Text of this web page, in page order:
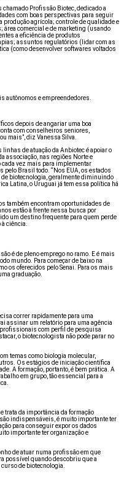
Profissão Biotec, dedicado a
com boas perspectivas para seguir
produção agrícola; controle de qualidade e
comercial e de marketing (usando
a eficiência de produtos
assuntos regulatórios (lidar com as
(como desenvolver softwares voltados
autônomos e empreendedores.
depois de angariar uma boa
com conselheiros seniores,
mais”, diz Vanessa Silva.
de atuação da Anbiotec é apoiar o
associação, nas regiões Norte e
vez mais para implementar
Brasil todo. “Nos EUA, os estados
biotecnologia, geralmente diminuindo
Latina, o Uruguai já tem essa política há
também encontram oportunidades de
estão à frente nessa busca por
um destino frequente para quem perde
à ciência.
é de pleno emprego no ramo. E é mais
mundo. Para começar de baixo na
os oferecidos pelo Senai. Para os mais
graduação.
correr rapidamente para uma
assinar um relatório para uma agência
com perfil de pesquisa
o biotecnologista não pode parar no
temas como biologia molecular,
Os estágios de iniciação científica
A formação, portanto, é bem prática. A
em grupo, tão essencial para a
trata da importância da formação
indispensáveis, é muito importante ter
para conseguir expor os dados
importante ter organização e
de atuar numa profissão em que
possível quando descobriu que a
de biotecnologia.